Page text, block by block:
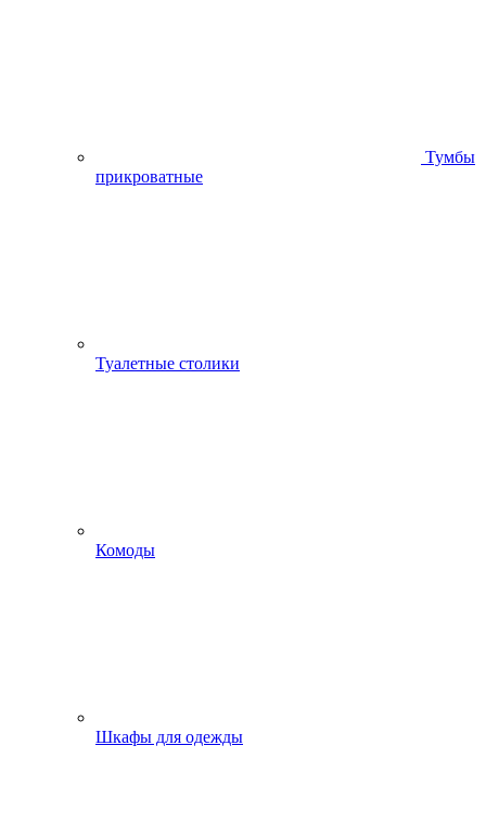
Тумбы
прикроватные
Туалетные столики
Комоды
Шкафы для одежды